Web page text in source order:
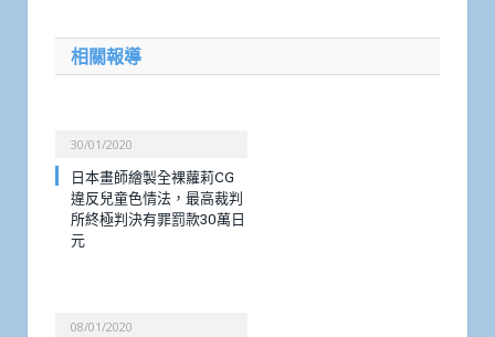
相關報導
30/01/2020
日本畫師繪製全裸蘿莉CG
違反兒童色情法，最高裁判
所終極判決有罪罰款30萬日
元
08/01/2020